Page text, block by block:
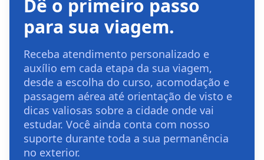
Dê o primeiro passo
para sua viagem.
Receba atendimento personalizado e
auxílio em cada etapa da sua viagem,
desde a escolha do curso, acomodação e
passagem aérea até orientação de visto e
dicas valiosas sobre a cidade onde vai
estudar. Você ainda conta com nosso
suporte durante toda a sua permanência
no exterior.